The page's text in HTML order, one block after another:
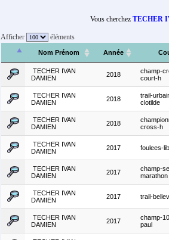
Vous cherchez TECHER
Afficher éléments
Nom Prénom Année
TECHER IVAN
DAMIEN
2018
champ-
court-h
TECHER IVAN
DAMIEN
2018
trail-
clotilde
TECHER IVAN
DAMIEN
2018
cross-h
TECHER IVAN
DAMIEN
2017 foulees-
TECHER IVAN
DAMIEN
2017
champ-
marathon
TECHER IVAN
DAMIEN
2017 trail-
TECHER IVAN
DAMIEN
2017
champ-
paul